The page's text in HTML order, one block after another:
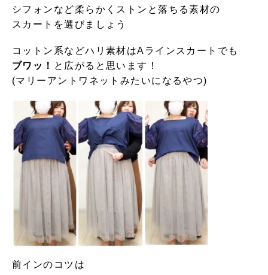
シフォンなど柔らかくストンと落ちる素材の
スカートを選びましょう
コットン系などハリ素材はAラインスカートでも
ブワッ！ と広がると思います！
(マリーアントワネットみたいになるやつ)
前インのコツは